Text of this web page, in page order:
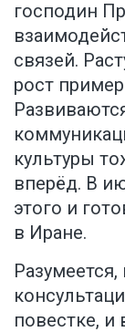
господин
связей.
рост
культуры
вперёд. В
этого и
в Иране.
повестке, и